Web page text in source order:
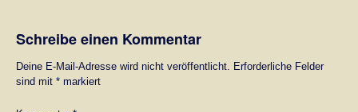
Schreibe einen Kommentar
Deine E-Mail-Adresse wird nicht veröffentlicht. Erforderliche Felder
sind mit * markiert